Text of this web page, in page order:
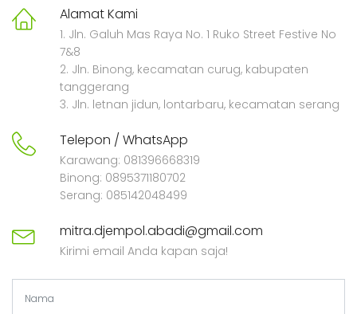
Alamat Kami
1. Jln. Galuh Mas Raya No. 1 Ruko Street Festive No
7&8
2. Jln. Binong, kecamatan curug, kabupaten
tanggerang
3. Jln. letnan jidun, lontarbaru, kecamatan serang
Telepon / WhatsApp
Karawang: 081396668319
Binong: 0895371180702
Serang: 085142048499
mitra.djempol.abadi@gmail.com
Kirimi email Anda kapan saja!